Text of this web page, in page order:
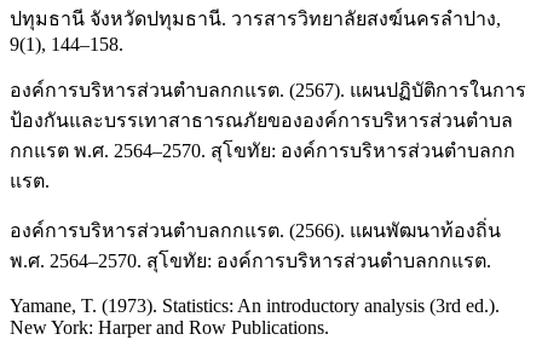
ปทุมธานี จังหวัดปทุมธานี. วารสารวิทยาลัยสงฆ์นครลำปาง,
9(1), 144–158.
องค์การบริหารส่วนตำบลกกแรต. (2567). แผนปฏิบัติการในการ
ป้องกันและบรรเทาสาธารณภัยขององค์การบริหารส่วนตำบล
กกแรต พ.ศ. 2564–2570. สุโขทัย: องค์การบริหารส่วนตำบลกก
แรต.
องค์การบริหารส่วนตำบลกกแรต. (2566). แผนพัฒนาท้องถิ่น
พ.ศ. 2564–2570. สุโขทัย: องค์การบริหารส่วนตำบลกกแรต.
Yamane, T. (1973). Statistics: An introductory analysis (3rd ed.).
New York: Harper and Row Publications.